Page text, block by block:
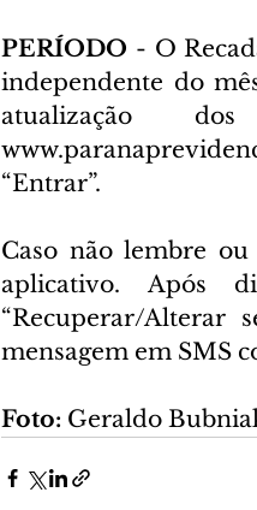
PERÍODO - O
independente do
atualização
“Entrar”.
Caso não lembre
aplicativo. Após
“Recuperar/Alterar
mensagem em SMS
Foto: Geraldo